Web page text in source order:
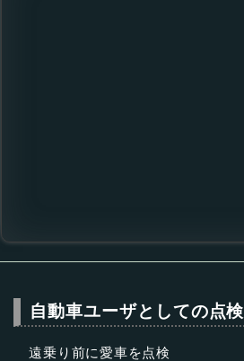
自動車ユーザとしての点検
遠乗り前に愛車を点検